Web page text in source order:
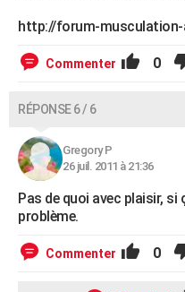
http://forum-
Commenter 0
RÉPONSE 6 / 6
Gregory P
26 juil. 2011 à 21:36
Pas de quoi avec plaisir,
problème.
Commenter 0